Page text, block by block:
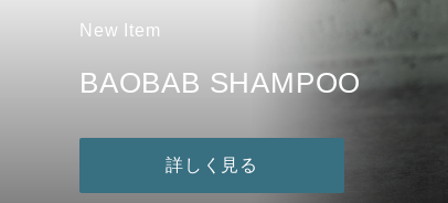
All Items
New Item
BAOBAB SHAMPOO
詳しく見る
Popular Item
Aromatic Shampoo&Treatment
Popular Item
Verde Series
Popular Item
BOSTON supplement